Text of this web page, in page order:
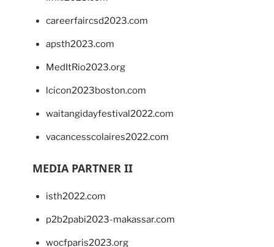
careerfaircsd2023.com
apsth2023.com
MedItRio2023.org
lcicon2023boston.com
waitangidayfestival2022.com
vacancesscolaires2022.com
MEDIA PARTNER II
isth2022.com
p2b2pabi2023-makassar.com
wocfparis2023.org